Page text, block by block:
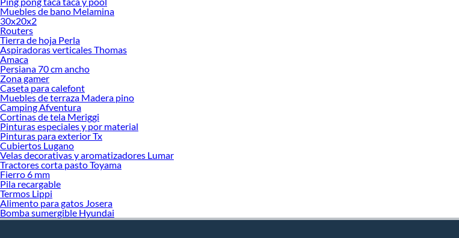
Muebles de bano Melamina
30x20x2
Routers
Tierra de hoja Perla
Aspiradoras verticales Thomas
Amaca
Persiana 70 cm ancho
Zona gamer
Caseta para calefont
Muebles de terraza Madera pino
Camping Afventura
Cortinas de tela Meriggi
Pinturas especiales y por material
Pinturas para exterior Tx
Cubiertos Lugano
Velas decorativas y aromatizadores Lumar
Tractores corta pasto Toyama
Fierro 6 mm
Pila recargable
Termos Lippi
Alimento para gatos Josera
Bomba sumergible Hyundai